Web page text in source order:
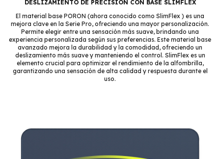
DESLIZAMIENTO DE PRECISIÓN CON BASE SLIMFLEX
El material base PORON (ahora conocido como SlimFlex ) es una
mejora clave en la Serie Pro, ofreciendo una mayor personalización.
Permite elegir entre una sensación más suave, brindando una
experiencia personalizada según sus preferencias. Este material base
avanzado mejora la durabilidad y la comodidad, ofreciendo un
deslizamiento más suave y manteniendo el control. SlimFlex es un
elemento crucial para optimizar el rendimiento de la alfombrilla,
garantizando una sensación de alta calidad y respuesta durante el
uso.